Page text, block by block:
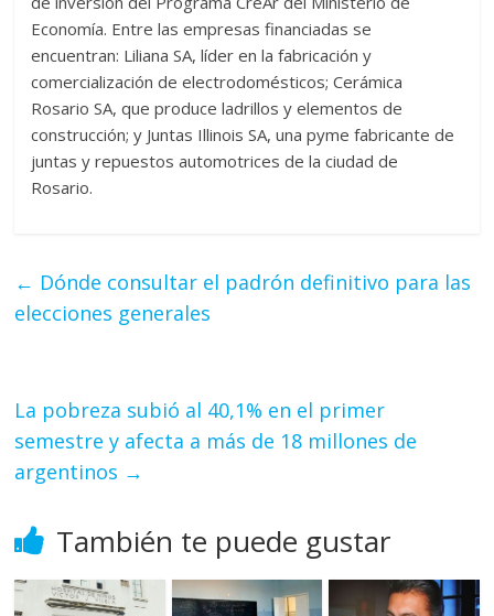
Economía. Entre las empresas financiadas se
encuentran: Liliana SA, líder en la fabricación y
comercialización de electrodomésticos; Cerámica
Rosario SA, que produce ladrillos y elementos de
construcción; y Juntas Illinois SA, una pyme fabricante de
juntas y repuestos automotrices de la ciudad de
Rosario.
← Dónde consultar el padrón definitivo para las
elecciones generales
La pobreza subió al 40,1% en el primer
semestre y afecta a más de 18 millones de
argentinos →
También te puede gustar